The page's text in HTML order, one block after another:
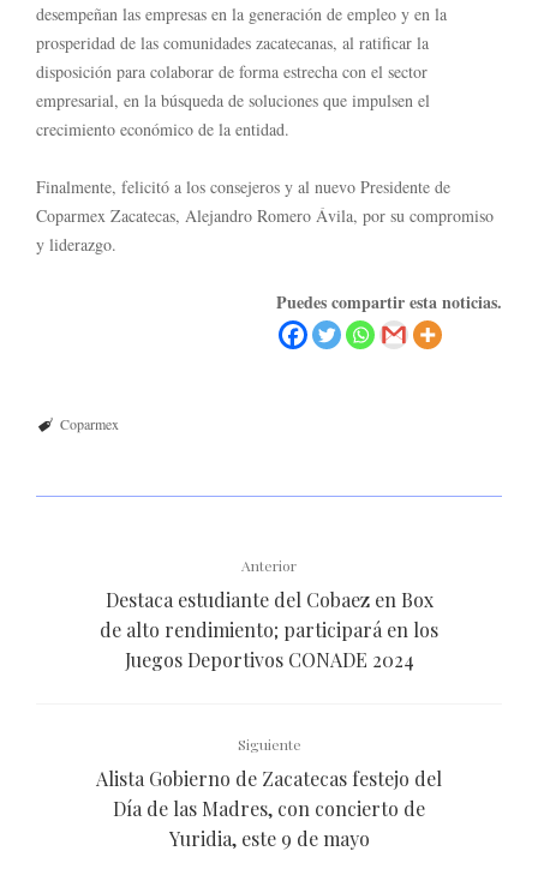
desempeñan las empresas en la generación de empleo y en la
prosperidad de las comunidades zacatecanas, al ratificar la
disposición para colaborar de forma estrecha con el sector
empresarial, en la búsqueda de soluciones que impulsen el
crecimiento económico de la entidad.
Finalmente, felicitó a los consejeros y al nuevo Presidente de
Coparmex Zacatecas, Alejandro Romero Ávila, por su compromiso
y liderazgo.
Puedes compartir esta noticias.
Coparmex
Anterior
Destaca estudiante del Cobaez en Box
de alto rendimiento; participará en los
Juegos Deportivos CONADE 2024
Siguiente
Alista Gobierno de Zacatecas festejo del
Día de las Madres, con concierto de
Yuridia, este 9 de mayo